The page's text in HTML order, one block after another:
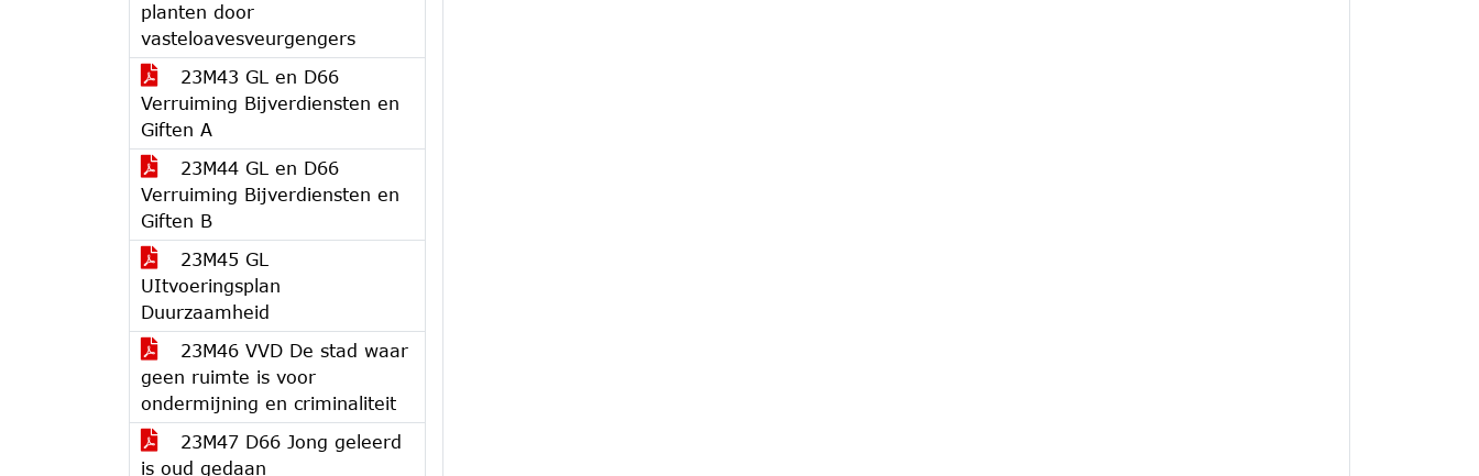
planten door
vasteloavesveurgengers
23M43 GL en D66
Verruiming Bijverdiensten en
Giften A
23M44 GL en D66
Verruiming Bijverdiensten en
Giften B
23M45 GL
UItvoeringsplan
Duurzaamheid
23M46 VVD De stad waar
geen ruimte is voor
ondermijning en criminaliteit
23M47 D66 Jong geleerd
is oud gedaan